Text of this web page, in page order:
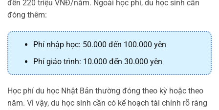
đến 220 triệu VNĐ/năm. Ngoài học phí, du học sinh cần
đóng thêm:
Phí nhập học: 50.000 đến 100.000 yên
Phí giáo trình: 10.000 đến 30.000 yên
Học phí du học Nhật Bản thường đóng theo kỳ hoặc theo
năm. Vì vậy, du học sinh cần có kế hoạch tài chính rõ ràng